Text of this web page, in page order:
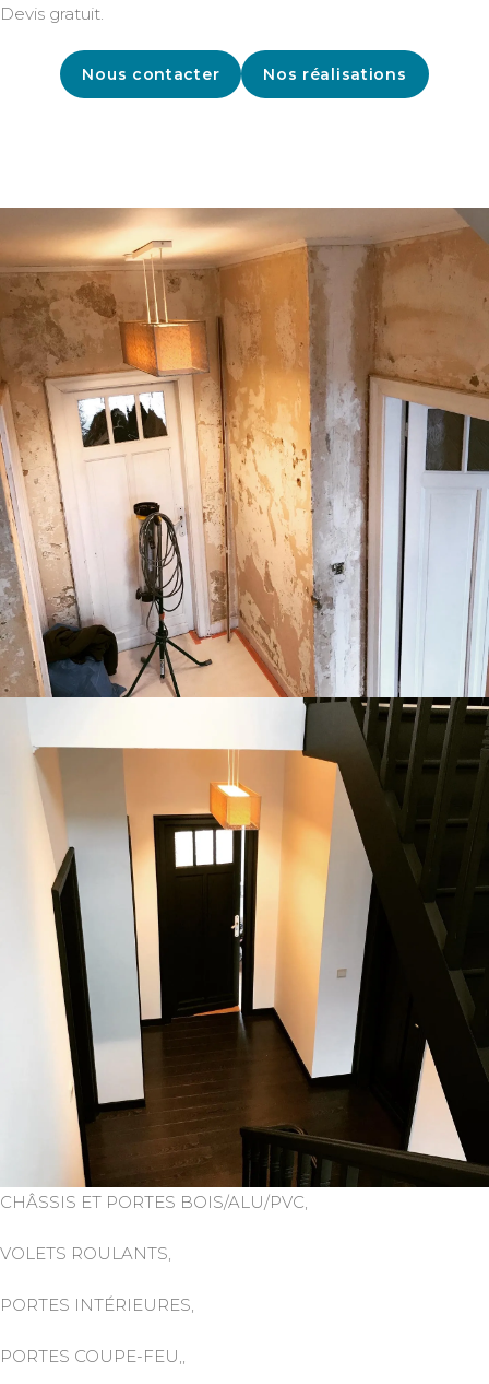
Devis gratuit.
Nous contacter Nos réalisations
CHÂSSIS ET PORTES BOIS/ALU/PVC,
VOLETS ROULANTS,
PORTES INTÉRIEURES,
PORTES COUPE-FEU,,